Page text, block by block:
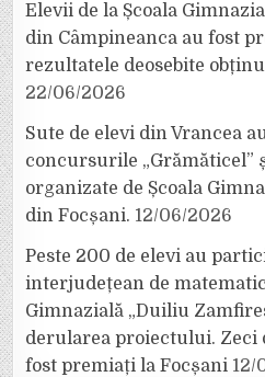
Elevii de la Școala
din Câmpineanca au fost
rezultatele deosebite
22/06/2026
Sute de elevi din Vrancea
concursurile „Grămăticel”
organizate de Școala
din Focșani. 12/06/2026
Peste 200 de elevi au
interjudețean de
Gimnazială „Duiliu
derularea proiectului. Zeci
fost premiați la Focșani 12/